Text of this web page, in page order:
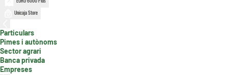
Unicaja Store
Particulars, secció activa
Pimes i autònoms
Sector agrari
Banca privada
Empreses